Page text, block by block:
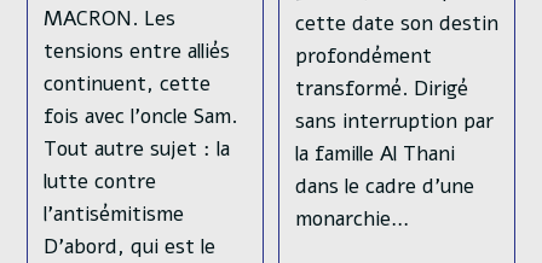
MACRON. Les
tensions entre alliés
continuent, cette
fois avec l’oncle Sam.
Tout autre sujet : la
lutte contre
l’antisémitisme
D’abord, qui est le
cette date son destin
profondément
transformé. Dirigé
sans interruption par
la famille Al Thani
dans le cadre d’une
monarchie…